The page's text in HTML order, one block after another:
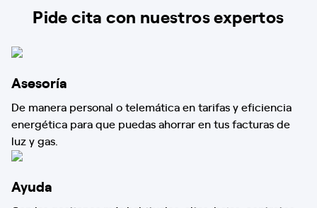
Pide cita con nuestros expertos
Asesoría
De manera personal o telemática en tarifas y eficiencia
energética para que puedas ahorrar en tus facturas de
luz y gas.
Ayuda